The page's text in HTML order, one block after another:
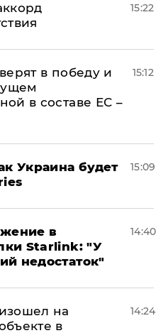
15:22
в победу и
в составе ЕС –
15:12
Украина будет
15:09
в
Starlink: "У
недостаток"
14:40
на
в
14:24